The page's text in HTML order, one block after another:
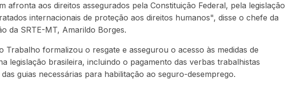
afronta aos direitos assegurados pela Constituição Federal, pela legislação
internacionais de proteção aos direitos humanos", disse o chefe da
da SRTE-MT, Amarildo Borges.
Trabalho formalizou o resgate e assegurou o acesso às medidas de
legislação brasileira, incluindo o pagamento das verbas trabalhistas
das guias necessárias para habilitação ao seguro-desemprego.